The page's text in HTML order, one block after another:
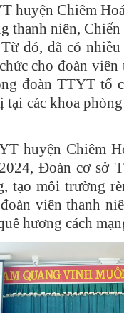
huyện Chiêm
thanh niên,
đó, đã có
cho đoàn
đoàn TTYT tổ
các khoa
huyện Chiêm
Đoàn cơ sở
tạo môi trường
viên thanh
hương cách